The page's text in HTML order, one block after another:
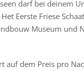
darf bei deinem
Eerste Friese
Museum und
auf dem Preis pro